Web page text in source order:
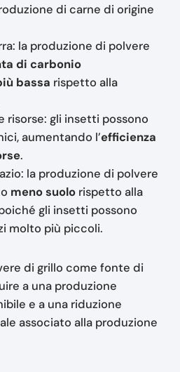
di carne di origine
la produzione di polvere
di carbonio
bassa rispetto alla
risorse: gli insetti possono
aumentando l’efficienza
.
la produzione di polvere
meno suolorispetto alla
gli insetti possono
molto più piccoli.
di grillo come fonte di
a una produzione
e a una riduzione
associato alla produzione